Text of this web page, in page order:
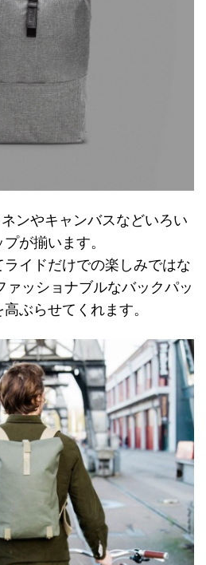
ネンやキャンバスなどいろい
が揃います。
イドだけでの楽しみではな
ァッショナブルなバックパッ
ぶらせてくれます。